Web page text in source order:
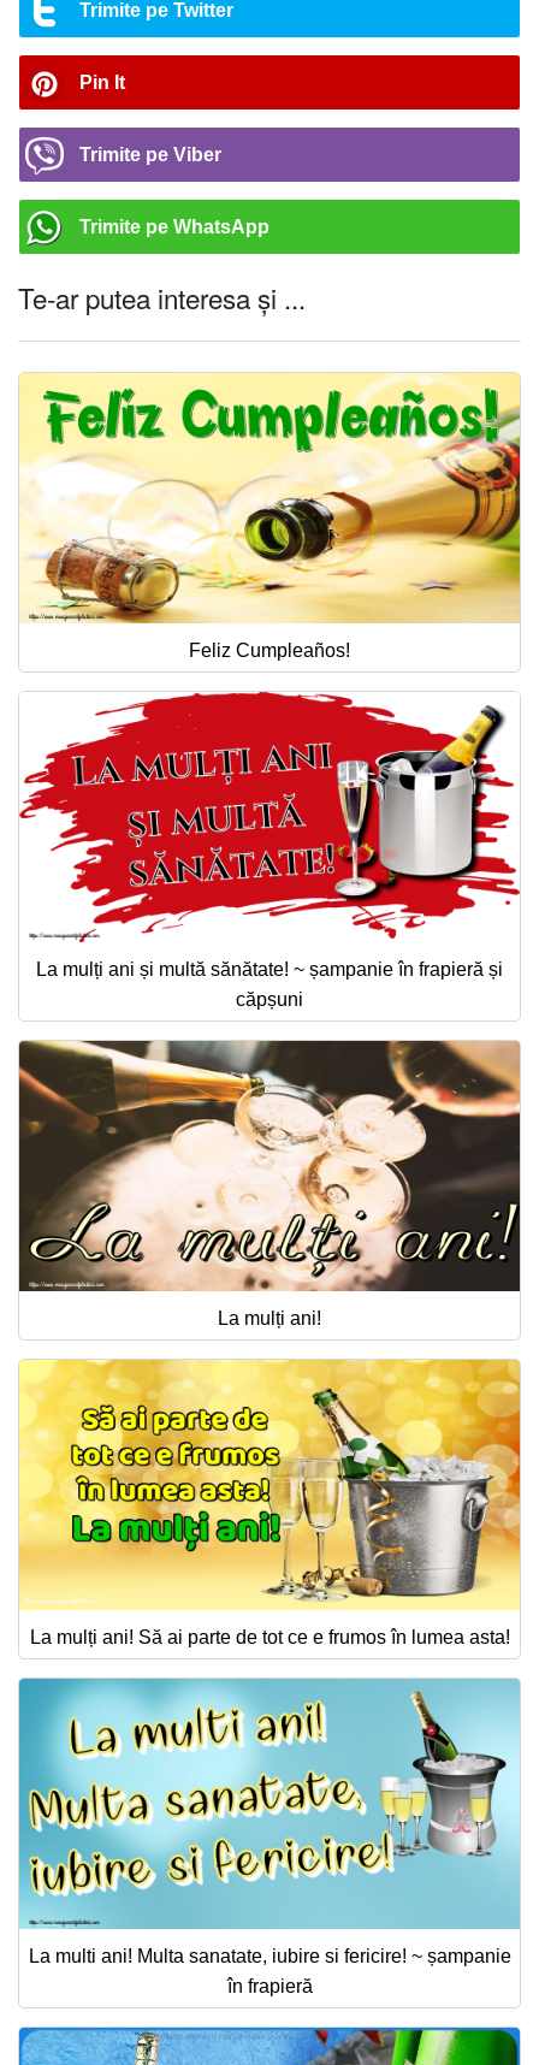
Trimite pe Twitter
Pin It
Trimite pe Viber
Trimite pe WhatsApp
Te-ar putea interesa și ...
Feliz Cumpleaños!
La mulți ani și multă sănătate! ~ șampanie în frapieră și
căpșuni
La mulți ani!
La mulți ani! Să ai parte de tot ce e frumos în lumea asta!
La multi ani! Multa sanatate, iubire si fericire! ~ șampanie
în frapieră